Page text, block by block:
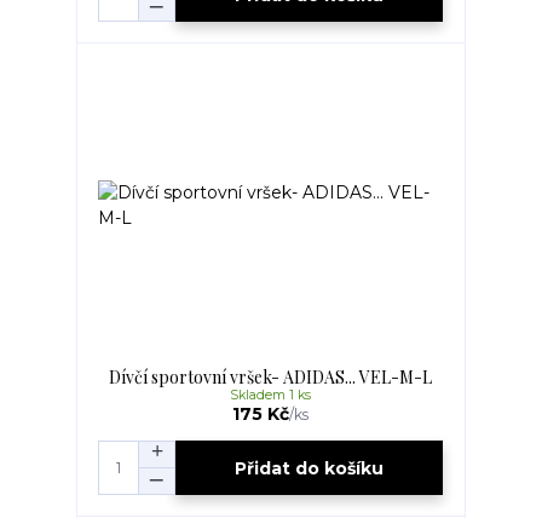
Dívčí sportovní vršek- ADIDAS... VEL-M-L
175 Kč/ks
Skladem 1 ks
Přidat do košíku